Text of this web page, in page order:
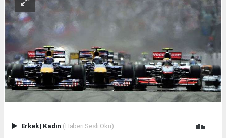
Erkek| Kadın (Haberi Sesli Oku)